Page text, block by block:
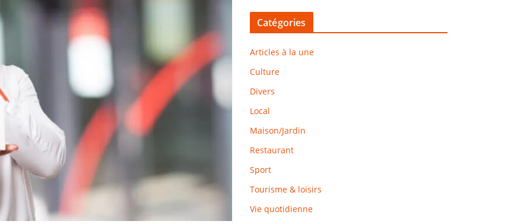
Catégories
Articles à la une
Culture
Divers
Local
Maison/Jardin
Restaurant
Sport
Tourisme & loisirs
Vie quotidienne